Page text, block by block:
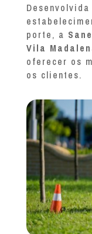
porte, a
Vila
oferecer os
os clientes.